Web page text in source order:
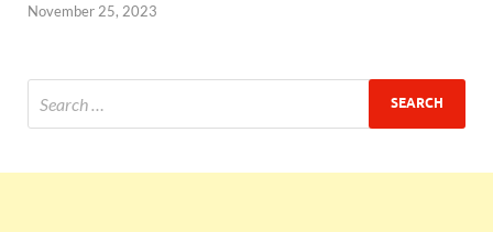
November 25, 2023